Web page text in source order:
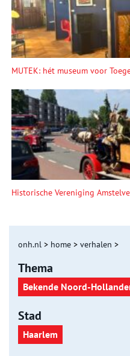
MUTEK: hét museum voor
Historische Vereniging
onh.nl > home > verhalen >
Thema
Bekende Noord-
Stad
Haarlem